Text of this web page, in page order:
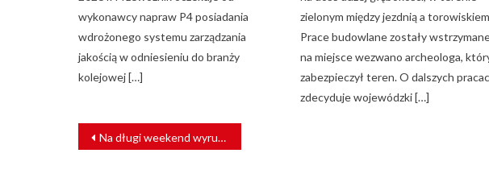
wykonawcy napraw P4 posiadania
wdrożonego systemu zarządzania
jakością w odniesieniu do branży
kolejowej […]
zielonym między jezdnią a
Prace budowlane zostały
na miejsce wezwano archeologa,
zabezpieczył teren. O dalszych
zdecyduje wojewódzki […]
NAWIGACJA
WPISU
Na długi weekend wyrusz z Kolejami Dolnośląskimi